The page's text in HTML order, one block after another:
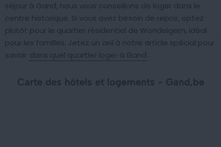
séjour à Gand, nous vous conseillons de loger dans le
centre historique. Si vous avez besoin de repos, optez
plutôt pour le quartier résidentiel de Wondelgem, idéal
pour les familles. Jetez un œil à notre article spécial pour
savoir dans quel quartier loger à Gand
Carte des hôtels et logements - Gand,be